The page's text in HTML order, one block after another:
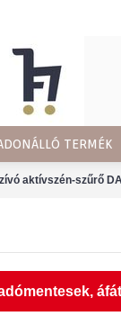
TERMÉK
aktívszén-szűrő